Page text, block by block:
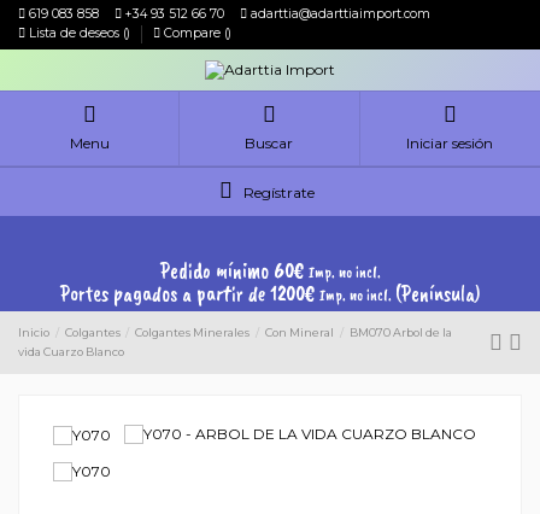
619 083 858 +34 93 512 66 70
adarttia@adarttiaimport.com
Lista de deseos () Compare ()
Menu Buscar Iniciar sesión
Regístrate
Pedido mínimo 60€ Imp. no incl.
Portes pagados a partir de 1200€ Imp. no incl. (Península)
Inicio Colgantes Colgantes Minerales Con Mineral
BM070 Arbol de la
vida Cuarzo Blanco